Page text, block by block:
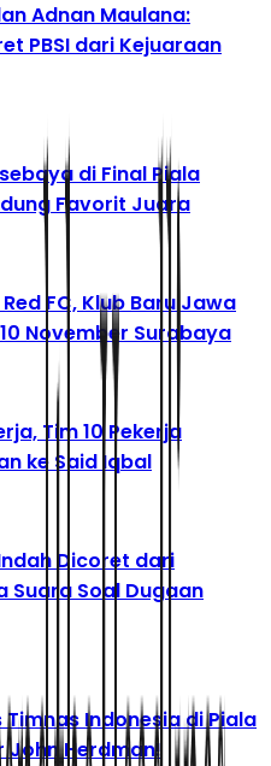
Adnan Maulana:
PBSI dari Kejuaraan
di Final Piala
Favorit Juara
FC, Klub Baru Jawa
November Surabaya
Tim 10 Pekerja
ke Said Iqbal
Dicoret dari
Suara Soal Dugaan
Indonesia di Piala
John Herdman!